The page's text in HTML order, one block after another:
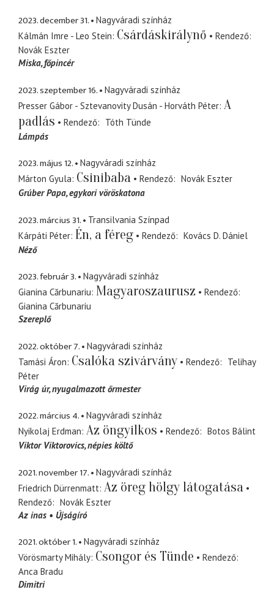
2023. december 31.
Nagyváradi színház
Kálmán Imre - Leo Stein Csárdáskirálynő
Rendező
Novák Eszter
Miska főpincér
2023. szeptember 16.
Nagyváradi színház
Presser Gábor - Sztevanovity Dusán - Horváth Péter A
padlás
Rendező
Tóth Tünde
Lámpás
2023. május 12.
Nagyváradi színház
Márton Gyula Csinibaba Rendező
Novák Eszter
Grúber Papa egykori vöröskatona
2023. március 31.
Transilvania Színpad
Kárpáti Péter Én, a féreg Rendező
Kovács D. Dániel
Néző
2023. február 3.
Nagyváradi színház
Gianina Cărbunariu Magyaroszaurusz
Rendező
Gianina Cărbunariu
Szereplő
2022. október 7.
Nagyváradi színház
Tamási Áron Csalóka szivárvány Rendező
Telihay
Péter
Virág úr nyugalmazott őrmester
2022. március 4.
Nagyváradi színház
Nyikolaj Erdman Az öngyilkos Rendező
Botos Bálint
Viktor Viktorovics népies költő
2021. november 17.
Nagyváradi színház
Friedrich Dürrenmatt Az öreg hölgy látogatása
Rendező
Novák Eszter
Az inas
Újságíró
2021. október 1.
Nagyváradi színház
Vörösmarty Mihály Csongor és Tünde
Rendező
Anca Bradu
Dimitri